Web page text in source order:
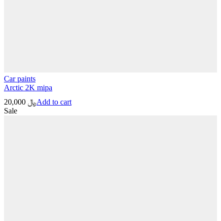
Car paints
Arctic 2K mipa
﷼Add to cart
Sale